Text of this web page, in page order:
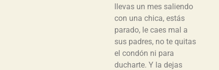
llevas un mes saliendo
con una chica, estás
parado, le caes mal a
sus padres, no te quitas
el condón ni para
ducharte. Y la dejas